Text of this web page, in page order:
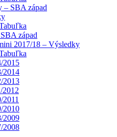
– SBA západ
západ
2017/18 – Výsledky
2015
2014
2013
2012
2010
2009
2008